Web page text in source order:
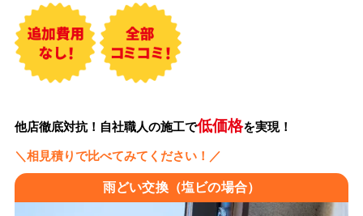
他店徹底対抗！自社職人の施工で低価格を実現！
＼相見積りで比べてみてください！／
雨どい交換（塩ビの場合）